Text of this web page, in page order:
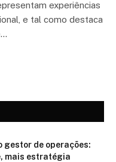
experiências
e tal como destaca
gestor de operações:
mais estratégia